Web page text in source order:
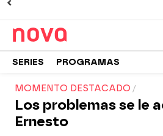
SERIES PROGRAMAS
MOMENTO DESTACADO
Los problemas se le
Ernesto